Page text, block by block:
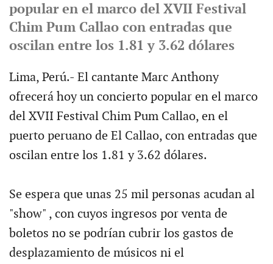
popular en el marco del XVII Festival
Chim Pum Callao con entradas que
oscilan entre los 1.81 y 3.62 dólares
Lima, Perú.- El cantante Marc Anthony
ofrecerá hoy un concierto popular en el marco
del XVII Festival Chim Pum Callao, en el
puerto peruano de El Callao, con entradas que
oscilan entre los 1.81 y 3.62 dólares.
Se espera que unas 25 mil personas acudan al
"show" , con cuyos ingresos por venta de
boletos no se podrían cubrir los gastos de
desplazamiento de músicos ni el